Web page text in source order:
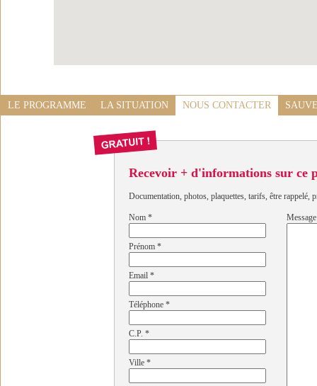
LE PROGRAMME LA SITUATION NOUS CONTACTER
Recevoir + d'informations sur ce
Documentation, photos, plaquettes, tarifs, être rappelé,
Nom *
Prénom *
Email *
Téléphone *
C.P. *
Ville *
Message